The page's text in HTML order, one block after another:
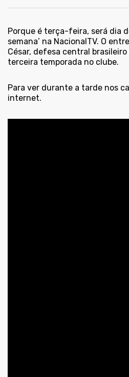
Porque é terça-feira, será dia
semana’ na NacionalTV. O
César, defesa central
terceira temporada no clube.
Para ver durante a tarde nos
internet.